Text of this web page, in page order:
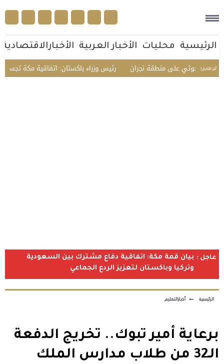
الرئيسية محليات الأخبار العربية الأخبارالاقتصادية
أخر الأخبار | رئيس وزراء باكستان: اتفاقية مكة تجسد الثقة الحوثي على منطقة نجران
عاجل : بيان قمة مكة: اتفاقية دفاع مشترك بين السعودية
وتركيا وباكستان لتعزيز الردع الجماعي
الرئيسية ← أخبارالتعليم
برعاية أمير تبوك.. تخريج الدفعة
الـ32 من طلاب مدارس الملك